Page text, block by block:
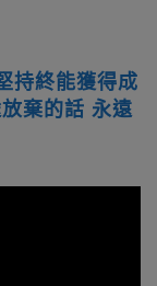
持終能獲得成
棄的話 永遠